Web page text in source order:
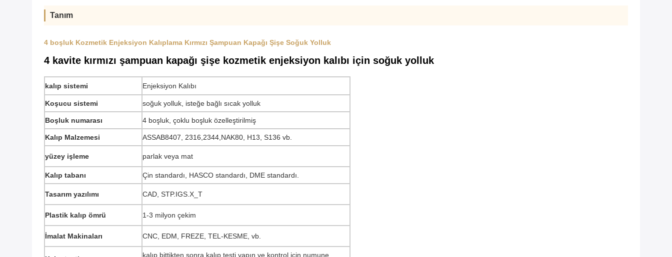
Tanım
4 boşluk Kozmetik Enjeksiyon Kalıplama Kırmızı Şampuan Kapağı Şişe Soğuk Yolluk
4 kavite kırmızı şampuan kapağı şişe kozmetik enjeksiyon kalıbı için soğuk yolluk
kalıp sistemi Enjeksiyon Kalıbı
Koşucu sistemi soğuk yolluk, isteğe bağlı sıcak yolluk
Boşluk numarası 4 boşluk, çoklu boşluk özelleştirilmiş
Kalıp Malzemesi ASSAB8407, 2316,2344,NAK80, H13, S136 vb.
yüzey işleme parlak veya mat
Kalıp tabanı Çin standardı, HASCO standardı, DME standardı.
Tasarım yazılımı CAD, STP.IGS.X_T
Plastik kalıp ömrü 1-3 milyon çekim
İmalat Makinaları CNC, EDM, FREZE, TEL-KESME, vb.
kalıp bittikten sonra kalıp testi yapın ve kontrol için numune